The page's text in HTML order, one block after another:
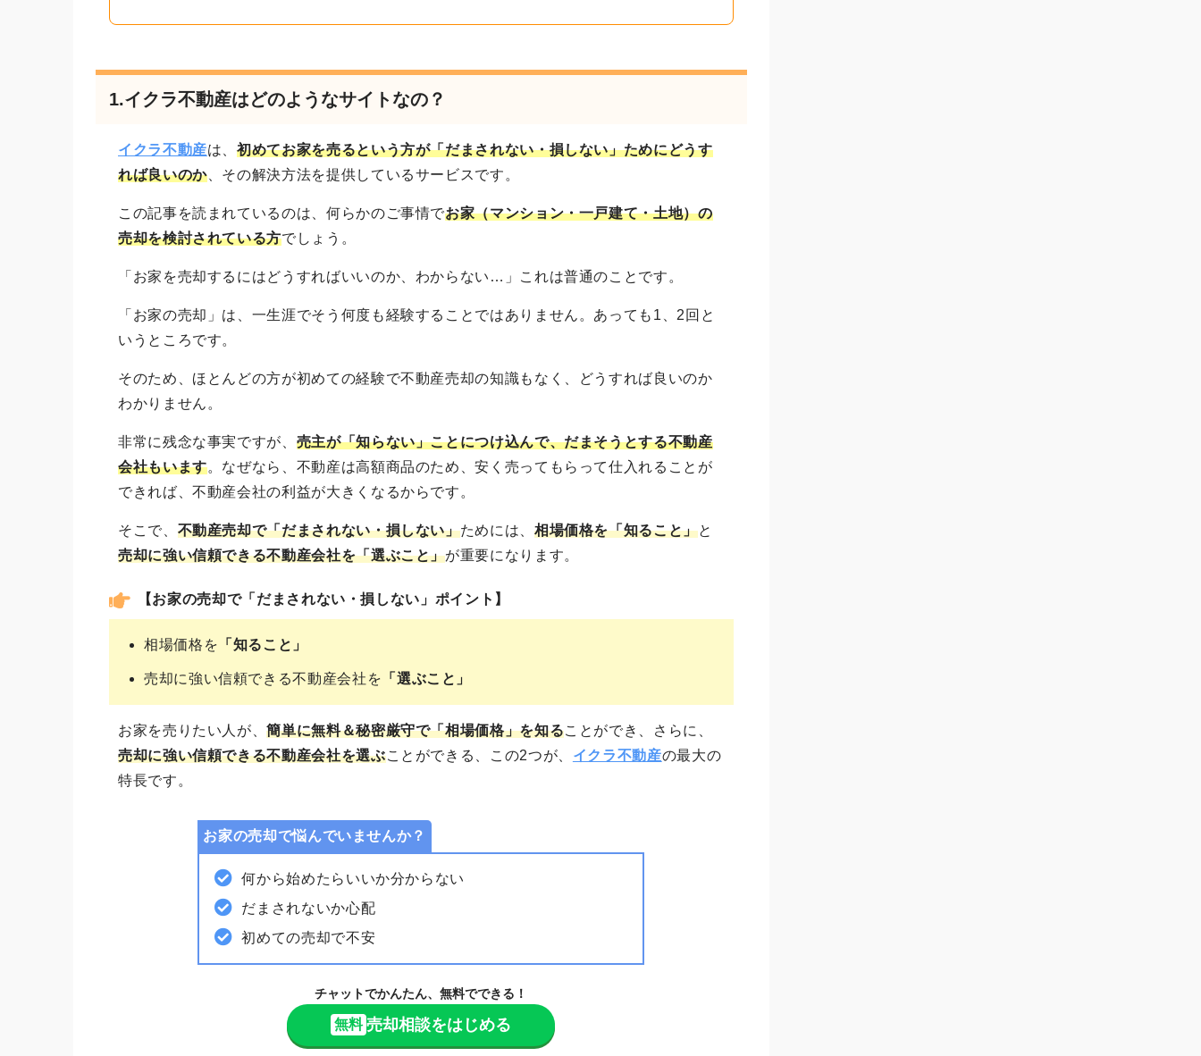
1.イクラ不動産はどのようなサイトなの？
イクラ不動産は、初めてお家を売るという方が「だまされない・損しない」ためにどうす
れば良いのか、その解決方法を提供しているサービスです。
この記事を読まれているのは、何らかのご事情でお家（マンション・一戸建て・土地）の
売却を検討されている方でしょう。
「お家を売却するにはどうすればいいのか、わからない…」これは普通のことです。
「お家の売却」は、一生涯でそう何度も経験することではありません。あっても1、2回と
いうところです。
そのため、ほとんどの方が初めての経験で不動産売却の知識もなく、どうすれば良いのか
わかりません。
非常に残念な事実ですが、 売主が「知らない」ことにつけ込んで、だまそうとする不動産
会社もいます。なぜなら、不動産は高額商品のため、安く売ってもらって仕入れることが
できれば、不動産会社の利益が大きくなるからです。
そこで、 不動産売却で「だまされない・損しない」ためには、 相場価格を「知ること」と
売却に強い信頼できる不動産会社を「選ぶこと」が重要になります。
【お家の売却で「だまされない・損しない」ポイント】
相場価格を 「知ること」
売却に強い信頼できる不動産会社を 「選ぶこと」
お家を売りたい人が、簡単に無料＆秘密厳守で「相場価格」を知ることができ、さらに、
売却に強い信頼できる不動産会社を選ぶことができる、この2つが、 イクラ不動産の最大の
特長です。
お家の売却で悩んでいませんか？
何から始めたらいいか分からない
だまされないか心配
初めての売却で不安
チャットでかんたん、無料でできる！
無料 売却相談をはじめる